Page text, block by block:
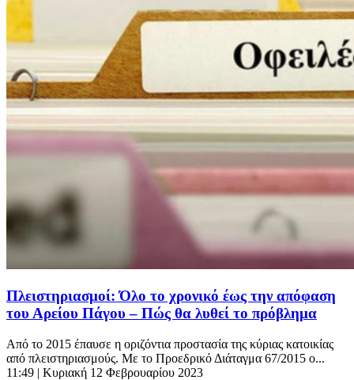
Πλειστηριασμοί: Όλο το χρονικό έως την απόφαση
του Αρείου Πάγου – Πώς θα λυθεί το πρόβλημα
Από το 2015 έπαυσε η οριζόντια προστασία της κύριας κατοικίας
από πλειστηριασμούς. Με το Προεδρικό Διάταγμα 67/2015 ο...
11:49 | Κυριακή 12 Φεβρουαρίου 2023